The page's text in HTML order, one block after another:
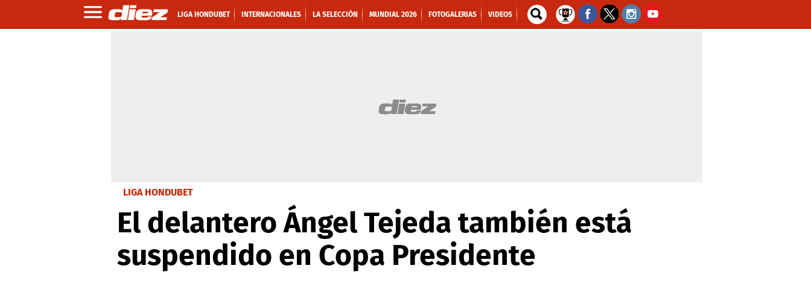
LIGA HONDUBET INTERNACIONALES LA SELECCIÓN MUNDIAL 2026 FOTOGALERIAS VIDEOS
LIGA HONDUBET
El delantero Ángel Tejeda también está
suspendido en Copa Presidente